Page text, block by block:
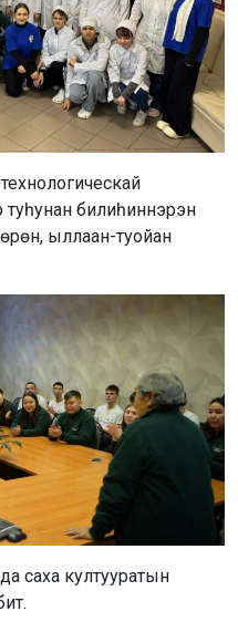
туһунан билиһиннэрэн
ыллаан-туойан
саха култууратын